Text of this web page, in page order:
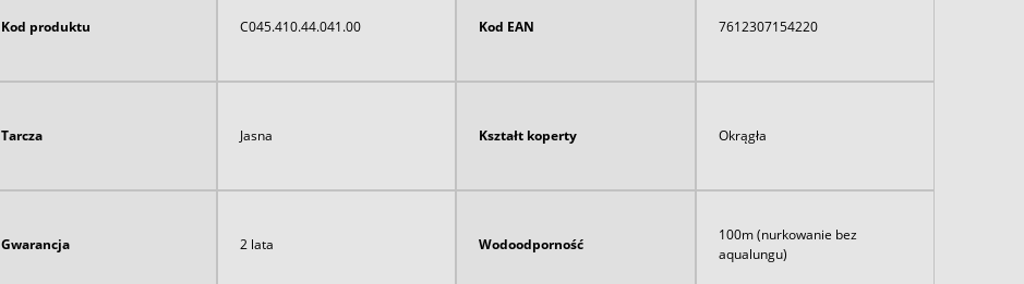
Kod produktu C045.410.44.041.00 Kod EAN 7612307154220
Tarcza Jasna Kształt koperty Okrągła
Gwarancja 2 lata Wodoodporność
100m (nurkowanie bez
aqualungu)